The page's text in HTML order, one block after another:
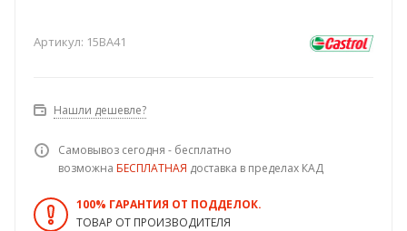
Артикул: 15BA41
Нашли дешевле?
Самовывоз сегодня - бесплатно
возможна БЕСПЛАТНАЯ доставка в пределах КАД
100% ГАРАНТИЯ ОТ ПОДДЕЛОК.
ТОВАР ОТ ПРОИЗВОДИТЕЛЯ